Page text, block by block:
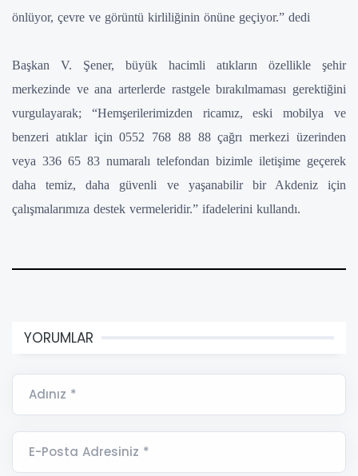
önlüyor, çevre ve görüntü kirliliğinin önüne geçiyor.” dedi
Başkan V. Şener, büyük hacimli atıkların özellikle şehir
merkezinde ve ana arterlerde rastgele bırakılmaması gerektiğini
vurgulayarak; “Hemşerilerimizden ricamız, eski mobilya ve
benzeri atıklar için 0552 768 88 88 çağrı merkezi üzerinden
veya 336 65 83 numaralı telefondan bizimle iletişime geçerek
daha temiz, daha güvenli ve yaşanabilir bir Akdeniz için
çalışmalarımıza destek vermeleridir.” ifadelerini kullandı.
YORUMLAR
Adınız *
E-Posta Adresiniz *